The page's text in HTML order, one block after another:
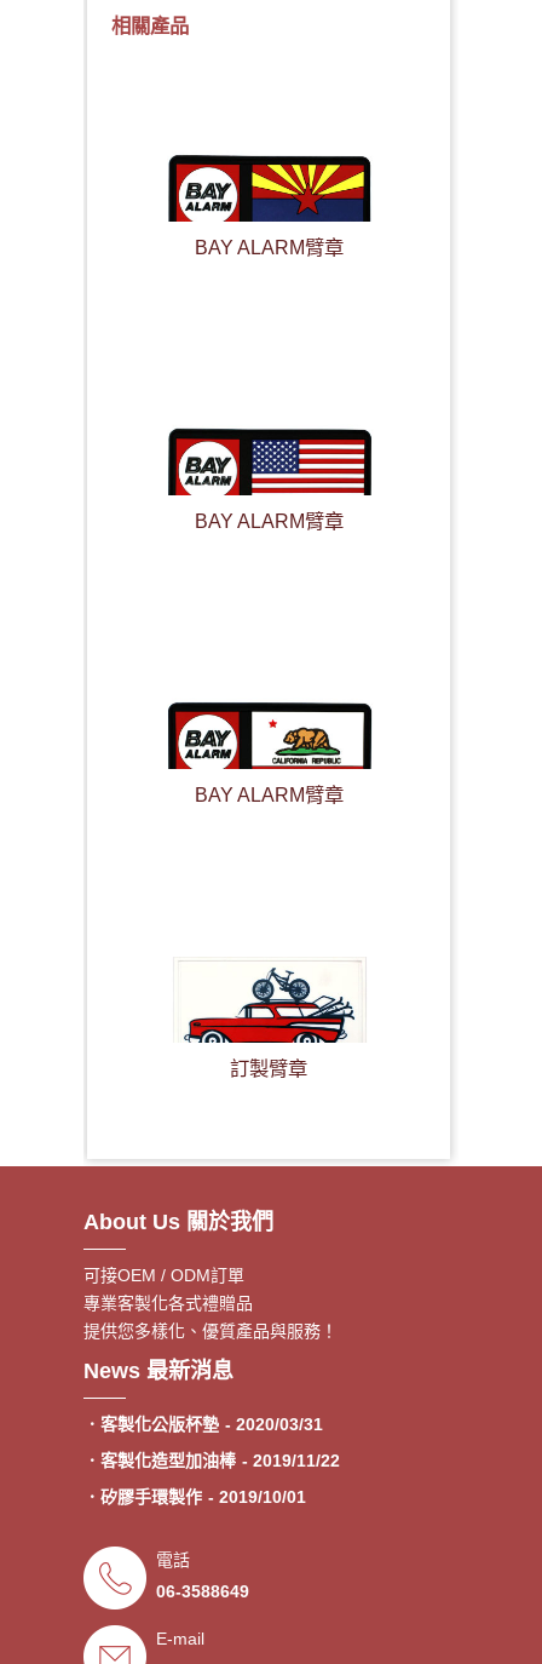
相關產品
BAY ALARM臂章
BAY ALARM臂章
BAY ALARM臂章
訂製臂章
About Us 關於我們
可接OEM / ODM訂單
專業客製化各式禮贈品
提供您多樣化、優質產品與服務！
News 最新消息
費》
．客製化公版杯墊 - 2020/03/31
．客製化造型加油棒 - 2019/11/22
．矽膠手環製作 - 2019/10/01
．來圖印製氣囊支架 低起訂量
．超低價少量手環客製
．禮贈品客製化服務，歡迎免費
電話
06-3588649
E-mail